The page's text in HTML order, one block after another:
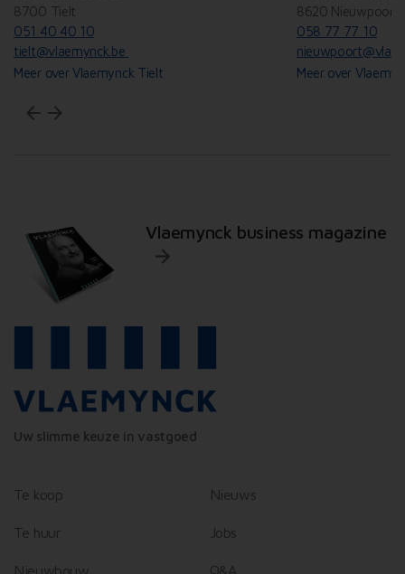
8700 Tielt
051 40 40 10
tielt@vlaemynck.be
Meer over Vlaemynck Tielt
8620 Nieuwpoort
058 77 77 10
Meer over
arrow_back arrow_forward
Uw slimme keuze in vastgoed
Te koop
Te huur
Nieuwbouw
Nieuws
Jobs
Q&A
Vlaemynck business magazine